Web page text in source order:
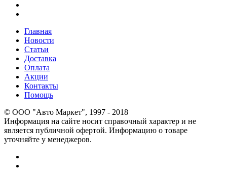
Главная
Новости
Статьи
Доставка
Оплата
Акции
Контакты
Помощь
© OOO "Авто Маркет", 1997 - 2018
Информация на сайте носит справочный характер и не
является публичной офертой. Информацию о товаре
уточняйте у менеджеров.